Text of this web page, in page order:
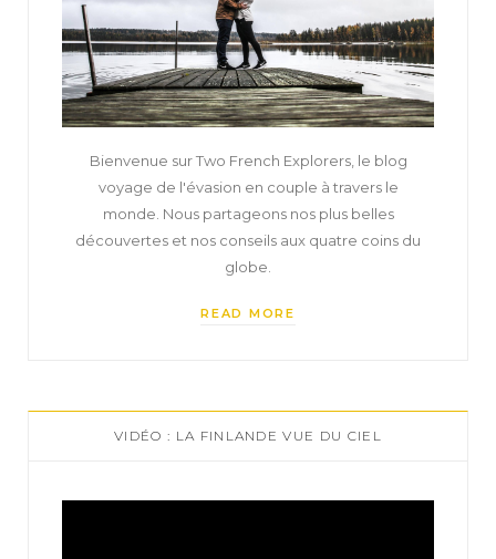
Bienvenue sur Two French Explorers, le blog
voyage de l'évasion en couple à travers le
monde. Nous partageons nos plus belles
découvertes et nos conseils aux quatre coins du
globe.
READ MORE
VIDÉO : LA FINLANDE VUE DU CIEL